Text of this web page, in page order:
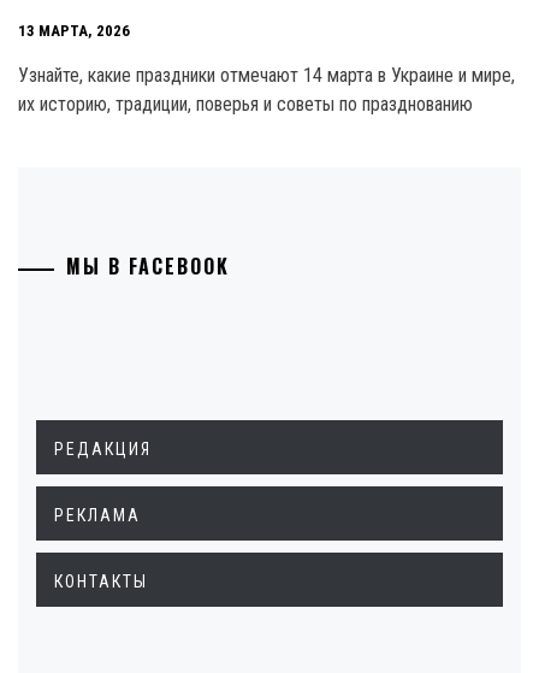
13 МАРТА, 2026
Узнайте, какие праздники отмечают 14 марта в Украине и мире,
их историю, традиции, поверья и советы по празднованию
МЫ В FACEBOOK
РЕДАКЦИЯ
РЕКЛАМА
КОНТАКТЫ